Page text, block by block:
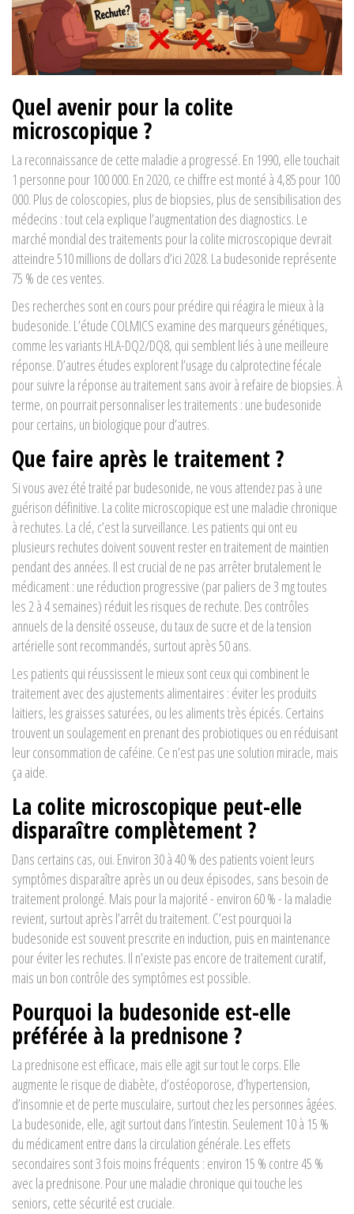
Quel avenir pour la colite
microscopique ?
La reconnaissance de cette maladie a progressé. En 1990, elle touchait
1 personne pour 100 000. En 2020, ce chiffre est monté à 4,85 pour 100
000. Plus de coloscopies, plus de biopsies, plus de sensibilisation des
médecins : tout cela explique l’augmentation des diagnostics. Le
marché mondial des traitements pour la colite microscopique devrait
atteindre 510 millions de dollars d’ici 2028. La budesonide représente
75 % de ces ventes.
Des recherches sont en cours pour prédire qui réagira le mieux à la
budesonide. L’étude COLMICS examine des marqueurs génétiques,
comme les variants HLA-DQ2/DQ8, qui semblent liés à une meilleure
réponse. D’autres études explorent l’usage du calprotectine fécale
pour suivre la réponse au traitement sans avoir à refaire de biopsies. À
terme, on pourrait personnaliser les traitements : une budesonide
pour certains, un biologique pour d’autres.
Que faire après le traitement ?
Si vous avez été traité par budesonide, ne vous attendez pas à une
guérison définitive. La colite microscopique est une maladie chronique
à rechutes. La clé, c’est la surveillance. Les patients qui ont eu
plusieurs rechutes doivent souvent rester en traitement de maintien
pendant des années. Il est crucial de ne pas arrêter brutalement le
médicament : une réduction progressive (par paliers de 3 mg toutes
les 2 à 4 semaines) réduit les risques de rechute. Des contrôles
annuels de la densité osseuse, du taux de sucre et de la tension
artérielle sont recommandés, surtout après 50 ans.
Les patients qui réussissent le mieux sont ceux qui combinent le
traitement avec des ajustements alimentaires : éviter les produits
laitiers, les graisses saturées, ou les aliments très épicés. Certains
trouvent un soulagement en prenant des probiotiques ou en réduisant
leur consommation de caféine. Ce n’est pas une solution miracle, mais
ça aide.
La colite microscopique peut-elle
disparaître complètement ?
Dans certains cas, oui. Environ 30 à 40 % des patients voient leurs
symptômes disparaître après un ou deux épisodes, sans besoin de
traitement prolongé. Mais pour la majorité - environ 60 % - la maladie
revient, surtout après l’arrêt du traitement. C’est pourquoi la
budesonide est souvent prescrite en induction, puis en maintenance
pour éviter les rechutes. Il n’existe pas encore de traitement curatif,
mais un bon contrôle des symptômes est possible.
Pourquoi la budesonide est-elle
préférée à la prednisone ?
La prednisone est efficace, mais elle agit sur tout le corps. Elle
augmente le risque de diabète, d’ostéoporose, d’hypertension,
d’insomnie et de perte musculaire, surtout chez les personnes âgées.
La budesonide, elle, agit surtout dans l’intestin. Seulement 10 à 15 %
du médicament entre dans la circulation générale. Les effets
secondaires sont 3 fois moins fréquents : environ 15 % contre 45 %
avec la prednisone. Pour une maladie chronique qui touche les
seniors, cette sécurité est cruciale.